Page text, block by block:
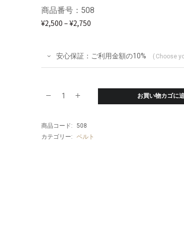
商品番号：508
¥2,500 – ¥2,750
安心保証：ご利用金額の10% Choose
GABBANA
お買い物カゴに
商品コード:
508
カテゴリー:
ベルト